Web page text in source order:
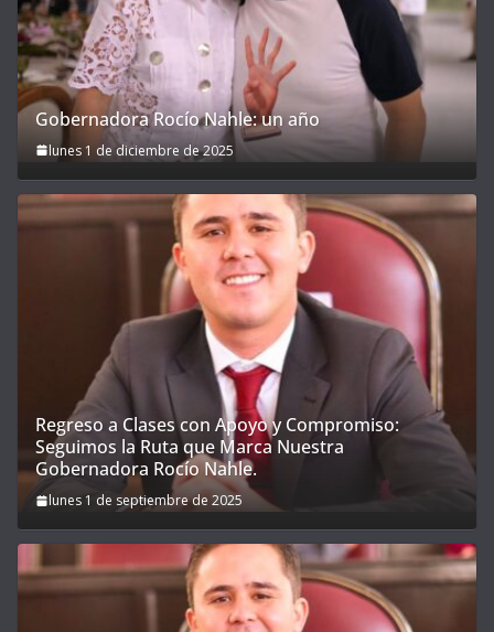
Gobernadora Rocío Nahle: un año
lunes 1 de diciembre de 2025
Regreso a Clases con Apoyo y Compromiso:
Seguimos la Ruta que Marca Nuestra
Gobernadora Rocío Nahle.
lunes 1 de septiembre de 2025